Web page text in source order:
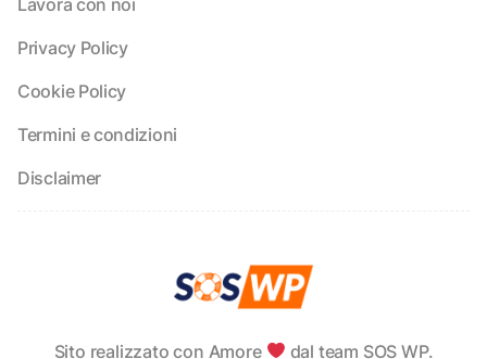
Privacy Policy
Cookie Policy
Termini e condizioni
Disclaimer
Sito realizzato con Amore dal team SOS WP.